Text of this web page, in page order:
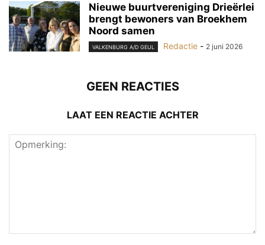
Nieuwe buurtvereniging Drieërlei
brengt bewoners van Broekhem
Noord samen
VALKENBURG A/D GEUL Redactie - 2 juni 2026
GEEN REACTIES
LAAT EEN REACTIE ACHTER